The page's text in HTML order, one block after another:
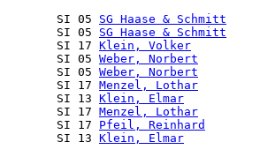
       SI 05
SG Haase & Schmitt
       SI 05
SG Haase & Schmitt
       SI 17
Klein, Volker
       SI 05
Weber, Norbert
       SI 05
Weber, Norbert
       SI 17
Menzel, Lothar
       SI 13
Klein, Elmar
       SI 17
Menzel, Lothar
       SI 17
Pfeil, Reinhard
       SI 13
Klein, Elmar